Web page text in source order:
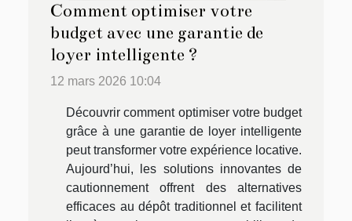
Comment optimiser votre
budget avec une garantie de
loyer intelligente ?
12 mars 2026 10:04
Découvrir comment optimiser votre budget
grâce à une garantie de loyer intelligente
peut transformer votre expérience locative.
Aujourd’hui, les solutions innovantes de
cautionnement offrent des alternatives
efficaces au dépôt traditionnel et facilitent